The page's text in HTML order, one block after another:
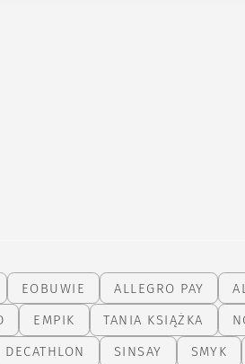
EOBUWIE ALLEGRO PAY
EMPIK TANIA KSIĄŻKA
DECATHLON SINSAY
SMYK